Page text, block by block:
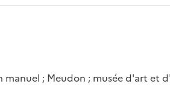
; Meudon ; musée d'art et